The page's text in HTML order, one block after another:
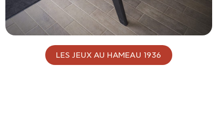
LES JEUX AU HAMEAU 1936